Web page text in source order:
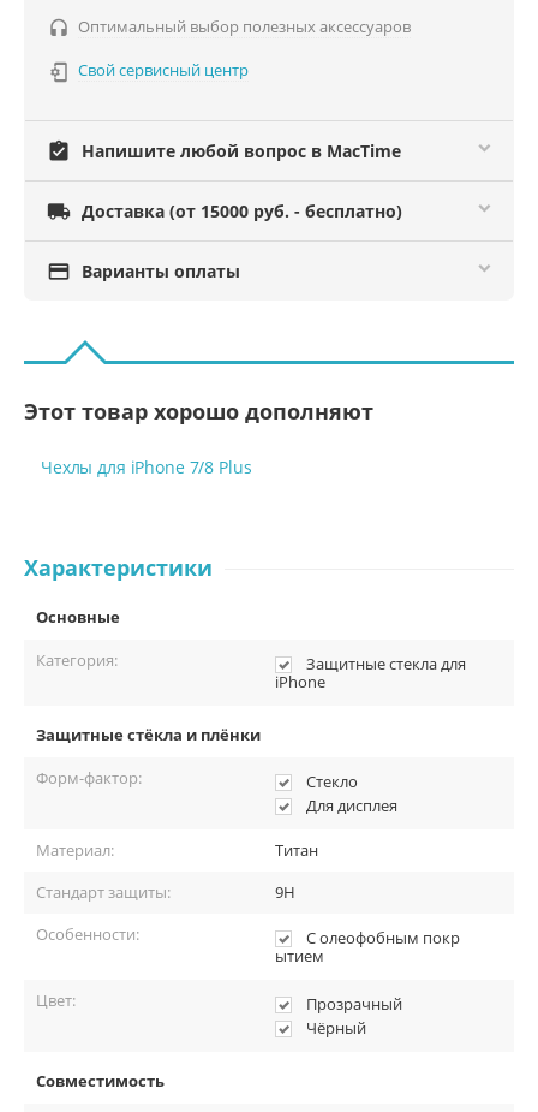
 Оптимальный выбор полезных аксессуаров
 Свой сервисный центр
assignment_turned_in Напишите любой вопрос в MacTime
 Доставка (от 15000 руб. - бесплатно)
 Варианты оплаты
Этот товар хорошо дополняют
Чехлы для iPhone 7/8 Plus
Характеристики
Основные
Категория:
Защитные стекла для
iPhone
Защитные стёкла и плёнки
Форм-фактор:
Стекло
Для дисплея
Материал:
Титан
Стандарт защиты:
9H
Особенности:
С олеофобным покр
ытием
Цвет:
Прозрачный
Чёрный
Совместимость